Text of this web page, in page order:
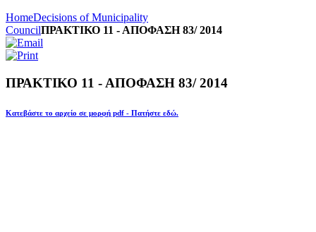
HomeDecisions of Municipality
CouncilΠΡΑΚΤΙΚΟ 11 - ΑΠΟΦΑΣΗ 83/ 2014
ΠΡΑΚΤΙΚΟ 11 - ΑΠΟΦΑΣΗ 83/ 2014
Κατεβάστε το αρχείο σε μορφή pdf - Πατήστε εδώ.